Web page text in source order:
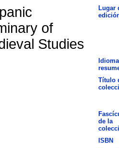
of
Studies
Lugar
Título
de la
ISBN